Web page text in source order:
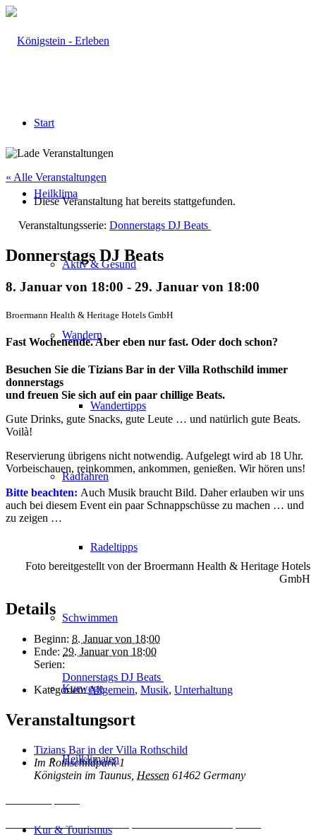
Start
Heilklima
Aktiv & Gesund
Wandern
Wandertipps
Radfahren
Radeltipps
Schwimmen
Kurwege
Heilklimaten
Kur & Tourismus
« Alle Veranstaltungen
Diese Veranstaltung hat bereits stattgefunden.
Veranstaltungsserie: Donnerstags DJ Beats
Donnerstags DJ Beats
8. Januar von 18:00 - 29. Januar von 18:00
Broermann Health & Heritage Hotels GmbH
Fast Wochenende. Aber eben nur fast. Oder doch schon?
Besuchen Sie die Tizians Bar in der Villa Rothschild immer
donnerstags
und freuen Sie sich auf ein paar chillige Beats.
Gute Drinks, gute Snacks, gute Leute … und natürlich gute Beats.
Voilà!
Reservierung übrigens nicht notwendig. Aufgelegt wird ab 18 Uhr.
Vorbeischauen, reinkommen, ankommen, genießen. Wir hören uns!
Bitte beachten: Auch Musik braucht Bild. Daher erlauben wir uns
auch bei diesem Event ein paar Schnappschüsse zu machen … und
zu zeigen …
Foto bereitgestellt von der Broermann Health & Heritage Hotels
GmbH
Details
Beginn: 8. Januar von 18:00
Ende: 29. Januar von 18:00
Serien:
Donnerstags DJ Beats
Kategorien:Allgemein, Musik, Unterhaltung
Veranstaltungsort
Tizians Bar in der Villa Rothschild
Im Rothschildpark 1
Königstein im Taunus Hessen 61462 Germany
Erforderlichen Service akzeptieren und Inhalte entsperren